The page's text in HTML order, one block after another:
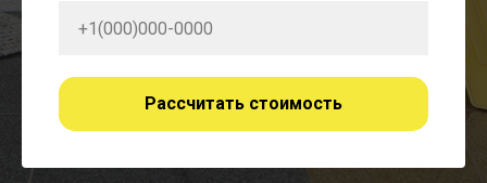
Рассчитать стоимость